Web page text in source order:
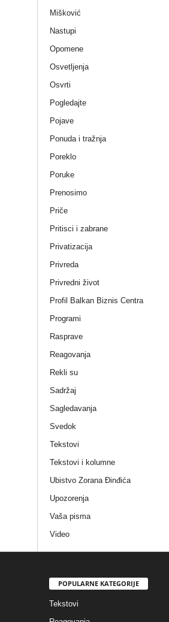
Mišković
Nastupi
Opomene
Osvetljenja
Osvrti
Pogledajte
Pojave
Ponuda i tražnja
Poreklo
Poruke
Prenosimo
Priče
Pritisci i zabrane
Privatizacija
Privreda
Privredni život
Profil Balkan Biznis Centra
Programi
Rasprave
Reagovanja
Rekli su
Sadržaj
Sagledavanja
Svedok
Tekstovi
Tekstovi i kolumne
Ubistvo Zorana Đinđića
Upozorenja
Vaša pisma
Video
POPULARNE KATEGORIJE
Tekstovi